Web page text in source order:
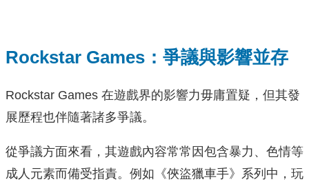
Rockstar Games：爭議與影響並存
Rockstar Games 在遊戲界的影響力毋庸置疑，但其發
展歷程也伴隨著諸多爭議。
從爭議方面來看，其遊戲內容常常因包含暴力、色情等
成人元素而備受指責。例如《俠盜獵車手》系列中，玩